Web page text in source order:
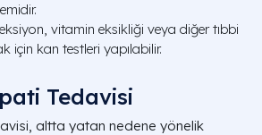
vitamin eksikliği veya diğer tıbbi
için kan testleri yapılabilir.
Tedavisi
altta yatan nedene yönelik